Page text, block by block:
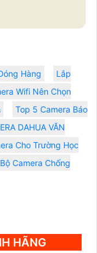
Hàng
Lắp
Wifi Nên Chọn
Top 5 Camera Báo
DAHUA VĂN
Cho Trường Học
Bộ Camera Chống
HÃNG